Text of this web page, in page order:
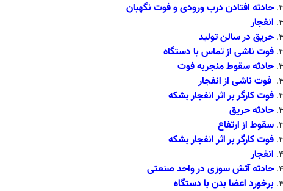
حادثه افتادن درب ورودی و فوت نگهبان
انفجار
حریق در سالن تولید
فوت ناشی از تماس با دستگاه
حادثه سقوط منجربه فوت
فوت ناشی از انفجار
فوت کارگر بر اثر انفجار بشکه
حادثه حریق
سقوط از ارتفاع
فوت کارگر بر اثر انفجار بشکه
انفجار
حادثه آتش سوزی در واحد صنعتی
برخورد اعضا بدن با دستگاه